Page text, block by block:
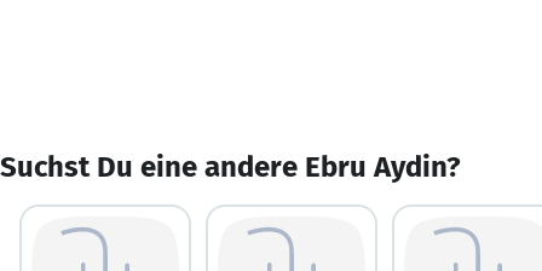
Suchst Du eine andere Ebru Aydin?